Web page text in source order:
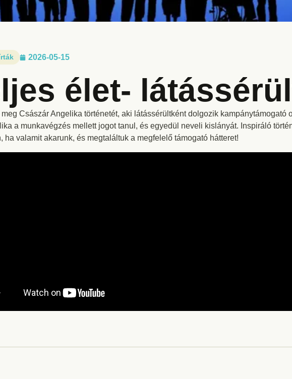
2026-05-15
élet-
meg Császár Angelika történetét, aki látássérültként dolgozik kampánytámogató
a munkavégzés mellett jogot tanul, és egyedül neveli kislányát. Inspiráló
ha valamit akarunk, és megtaláltuk a megfelelő támogató hátteret!